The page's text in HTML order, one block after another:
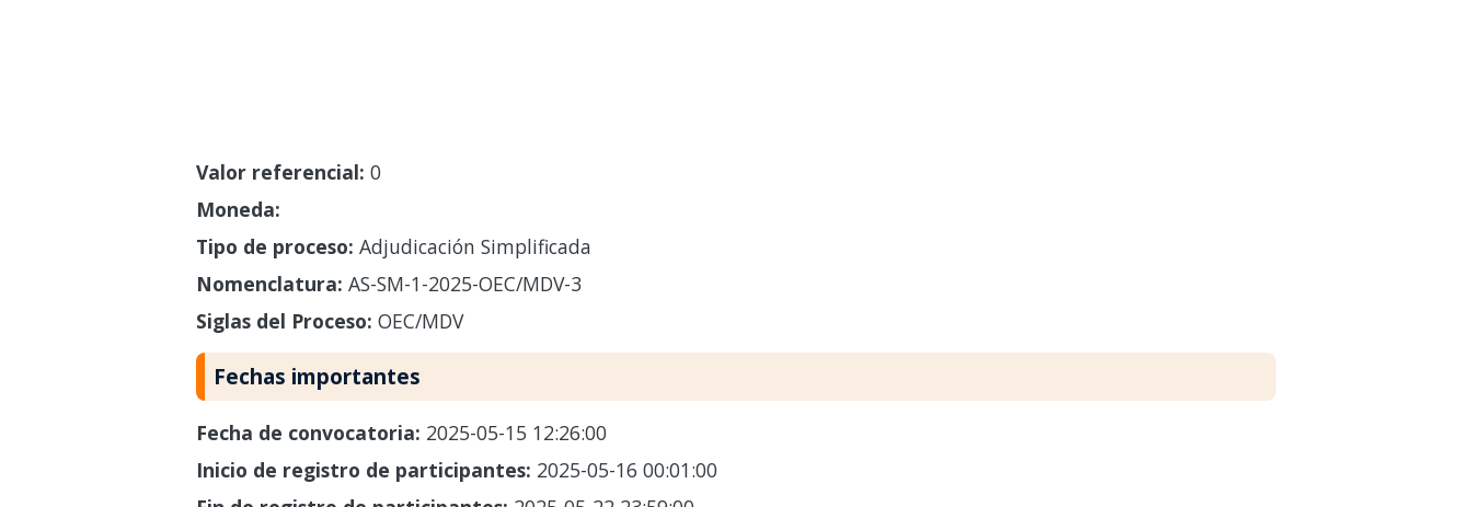
Valor referencial: 0
Moneda:
Tipo de proceso: Adjudicación Simplificada
Nomenclatura: AS-SM-1-2025-OEC/MDV-3
Siglas del Proceso: OEC/MDV
Fechas importantes
Fecha de convocatoria: 2025-05-15 12:26:00
Inicio de registro de participantes: 2025-05-16 00:01:00